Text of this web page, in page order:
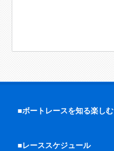
■ボートレースを知る楽しむ
■レーススケジュール